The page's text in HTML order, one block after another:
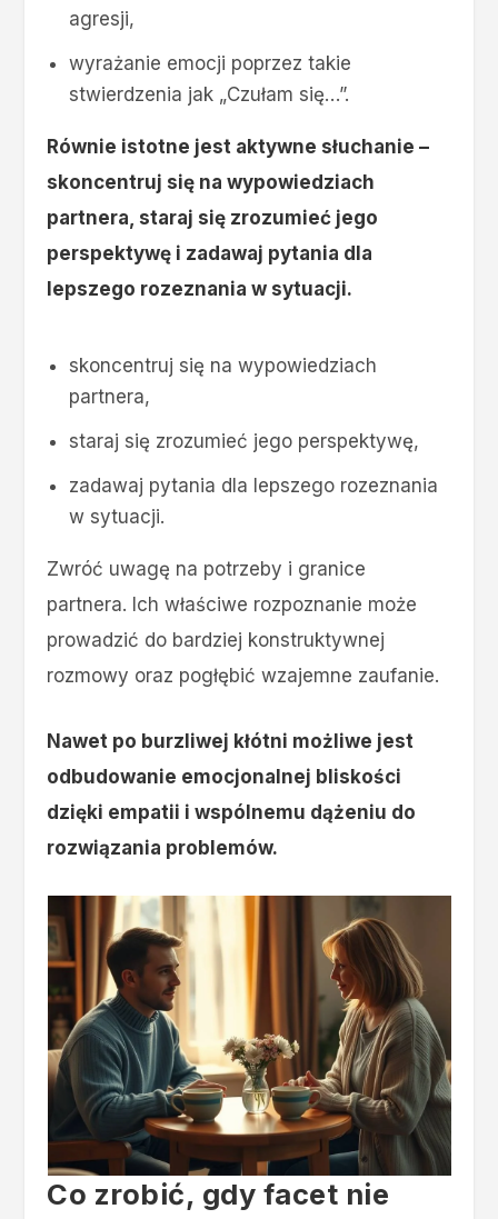
agresji,
wyrażanie emocji poprzez takie
stwierdzenia jak „Czułam się…”.
Równie istotne jest aktywne słuchanie –
skoncentruj się na wypowiedziach
partnera, staraj się zrozumieć jego
perspektywę i zadawaj pytania dla
lepszego rozeznania w sytuacji.
skoncentruj się na wypowiedziach
partnera,
staraj się zrozumieć jego perspektywę,
zadawaj pytania dla lepszego rozeznania
w sytuacji.
Zwróć uwagę na potrzeby i granice
partnera. Ich właściwe rozpoznanie może
prowadzić do bardziej konstruktywnej
rozmowy oraz pogłębić wzajemne zaufanie.
Nawet po burzliwej kłótni możliwe jest
odbudowanie emocjonalnej bliskości
dzięki empatii i wspólnemu dążeniu do
rozwiązania problemów.
Co zrobić, gdy facet nie